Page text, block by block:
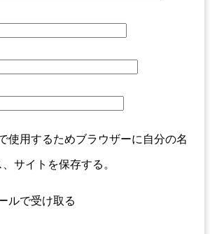
使用するためブラウザーに自分の名
サイトを保存する。
ルで受け取る